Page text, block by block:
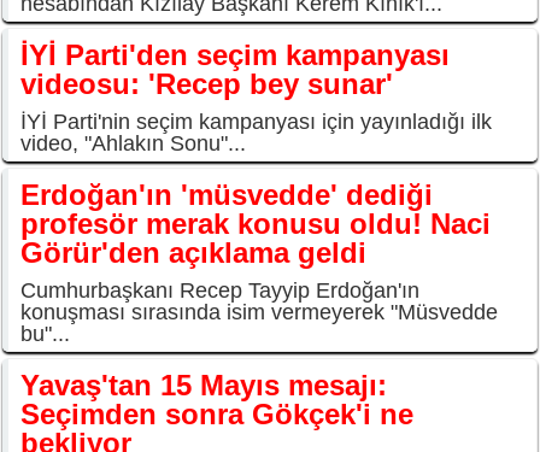
İYİ Parti'den seçim kampanyası
videosu: 'Recep bey sunar'
İYİ Parti'nin seçim kampanyası için yayınladığı ilk
video, "Ahlakın Sonu"...
Erdoğan'ın 'müsvedde' dediği
profesör merak konusu oldu! Naci
Görür'den açıklama geldi
Cumhurbaşkanı Recep Tayyip Erdoğan'ın
konuşması sırasında isim vermeyerek "Müsvedde
bu"...
Yavaş'tan 15 Mayıs mesajı:
Seçimden sonra Gökçek'i ne
bekliyor